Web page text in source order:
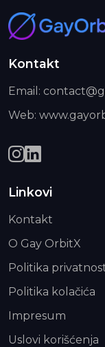
Kontakt
Email:
Web:
Linkovi
Kontakt
O Gay OrbitX
Politika
Politika kolačića
Impresum
Uslovi korišćenja